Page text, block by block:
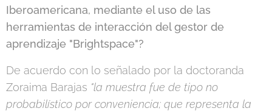
Iberoamericana, mediante el uso de las
herramientas de interacción del gestor de
aprendizaje "Brightspace"?
De acuerdo con lo señalado por la doctoranda
Zoraima Barajas "la muestra fue de tipo no
probabilístico por conveniencia; que representa la